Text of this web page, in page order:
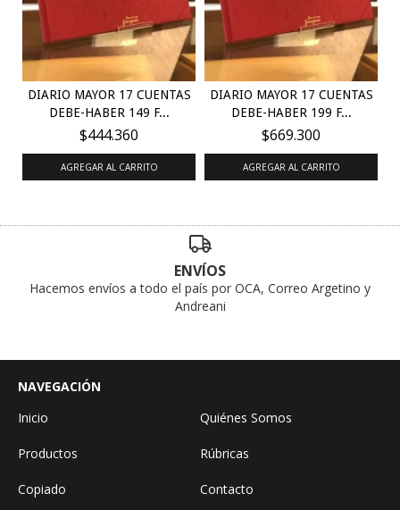
DIARIO MAYOR 17 CUENTAS
DEBE-HABER 149 F...
$444.360
AGREGAR AL CARRITO
DIARIO MAYOR 17 CUENTAS
DEBE-HABER 199 F...
$669.300
AGREGAR AL CARRITO
ENVÍOS
Hacemos envíos a todo el país por OCA, Correo Argetino y
Andreani
NAVEGACIÓN
Inicio
Quiénes Somos
Productos Rúbricas
Copiado Contacto